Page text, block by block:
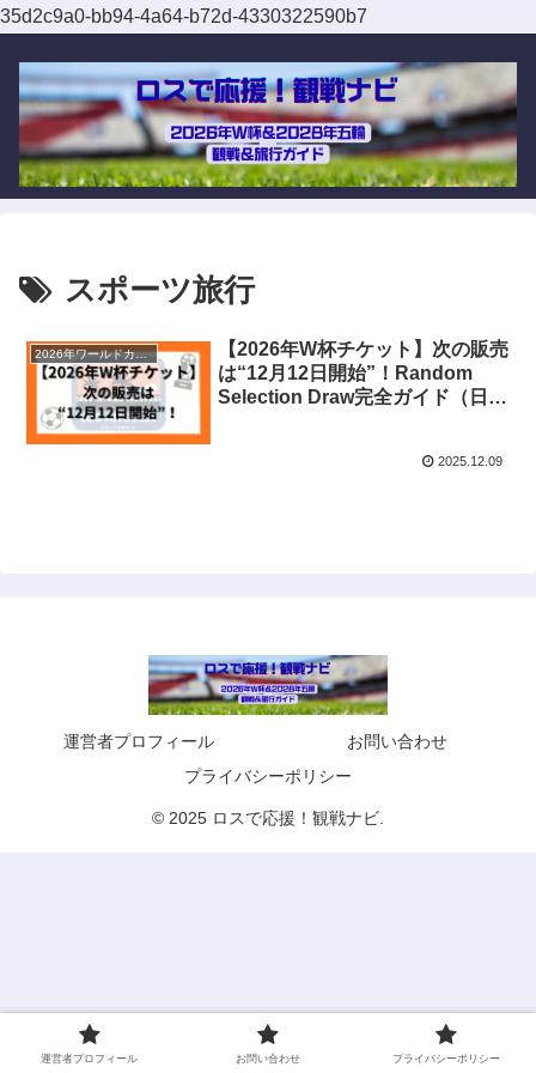
35d2c9a0-bb94-4a64-b72d-4330322590b7
スポーツ旅行
2026年ワールドカップ
【2026年W杯チケット】次の販売
は“12月12日開始”！Random
Selection Draw完全ガイド（日本
2025.12.09
運営者プロフィール
お問い合わせ
プライバシーポリシー
© 2025 ロスで応援！観戦ナビ.
運営者プロフィール お問い合わせ プライバシーポリシー